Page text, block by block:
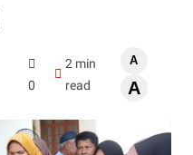
0
2 min
read
A
A